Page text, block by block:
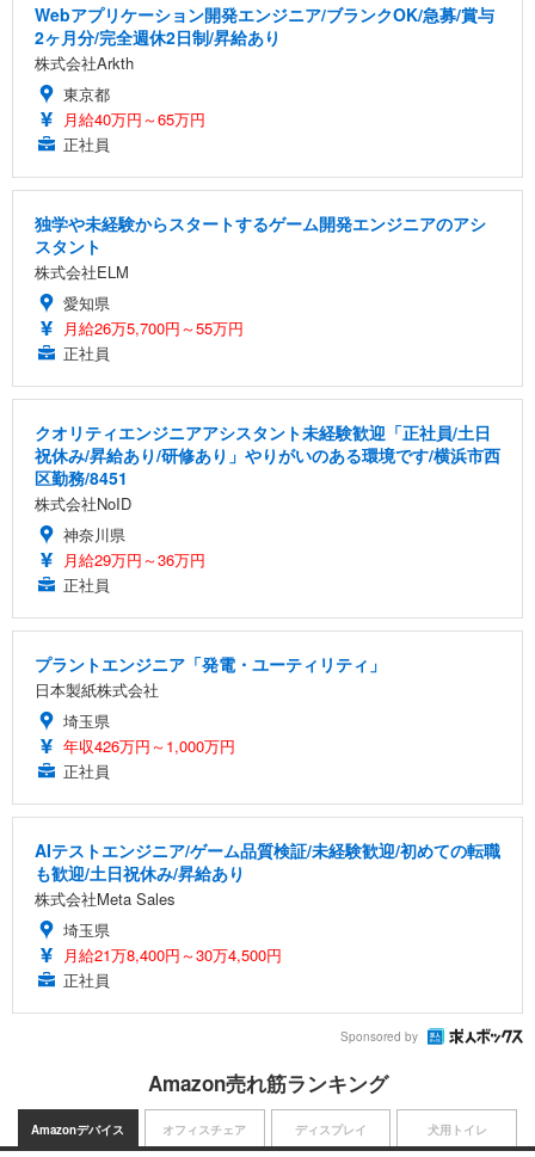
Webアプリケーション開発エンジニア/ブランクOK/急募/賞与
2ヶ月分/完全週休2日制/昇給あり
株式会社Arkth
東京都
月給40万円～65万円
正社員
独学や未経験からスタートするゲーム開発エンジニアのアシ
スタント
株式会社ELM
愛知県
月給26万5,700円～55万円
正社員
クオリティエンジニアアシスタント未経験歓迎「正社員/土日
祝休み/昇給あり/研修あり」やりがいのある環境です/横浜市西
区勤務/8451
株式会社NoID
神奈川県
月給29万円～36万円
正社員
プラントエンジニア「発電・ユーティリティ」
日本製紙株式会社
埼玉県
年収426万円～1,000万円
正社員
AIテストエンジニア/ゲーム品質検証/未経験歓迎/初めての転職
も歓迎/土日祝休み/昇給あり
株式会社Meta Sales
埼玉県
月給21万8,400円～30万4,500円
正社員
Sponsored by
Amazon売れ筋ランキング
Amazonデバイス オフィスチェア ディスプレイ 犬用トイレ